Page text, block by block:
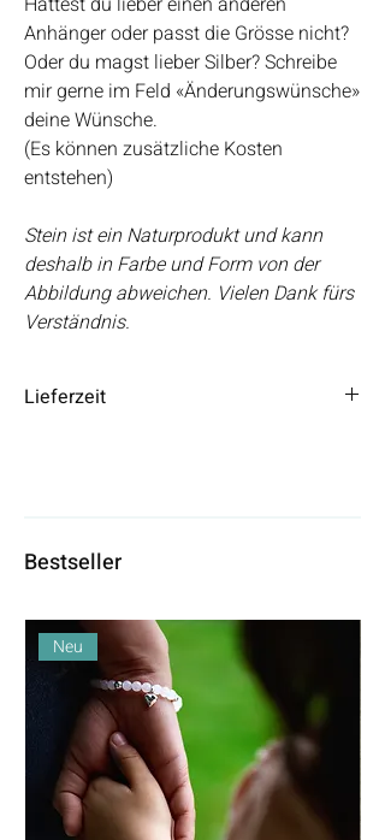
Anhänger oder passt die Grösse nicht?
Oder du magst lieber Silber? Schreibe
mir gerne im Feld «Änderungswünsche»
deine Wünsche.
(Es können zusätzliche Kosten
entstehen)
Stein ist ein Naturprodukt und kann
deshalb in Farbe und Form von der
Abbildung abweichen. Vielen Dank fürs
Verständnis.
Lieferzeit
Bestseller
Neu